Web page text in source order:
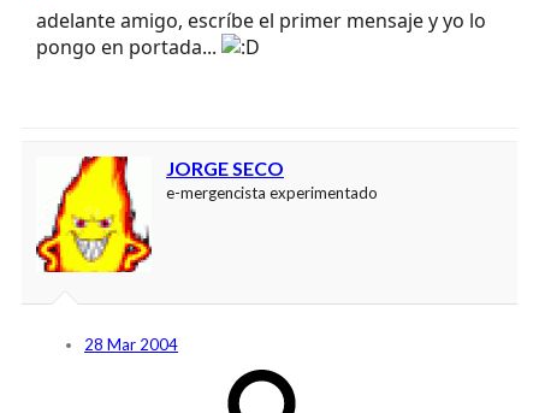
adelante amigo, escríbe el primer mensaje y yo lo
pongo en portada...
JORGE SECO
e-mergencista experimentado
28 Mar 2004